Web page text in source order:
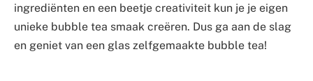
ingrediënten en een beetje creativiteit kun je je eigen
unieke bubble tea smaak creëren. Dus ga aan de slag
en geniet van een glas zelfgemaakte bubble tea!